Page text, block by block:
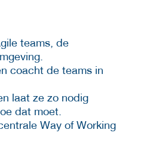
teams, de
coacht de teams in
laat ze zo nodig
dat moet.
Way of Working